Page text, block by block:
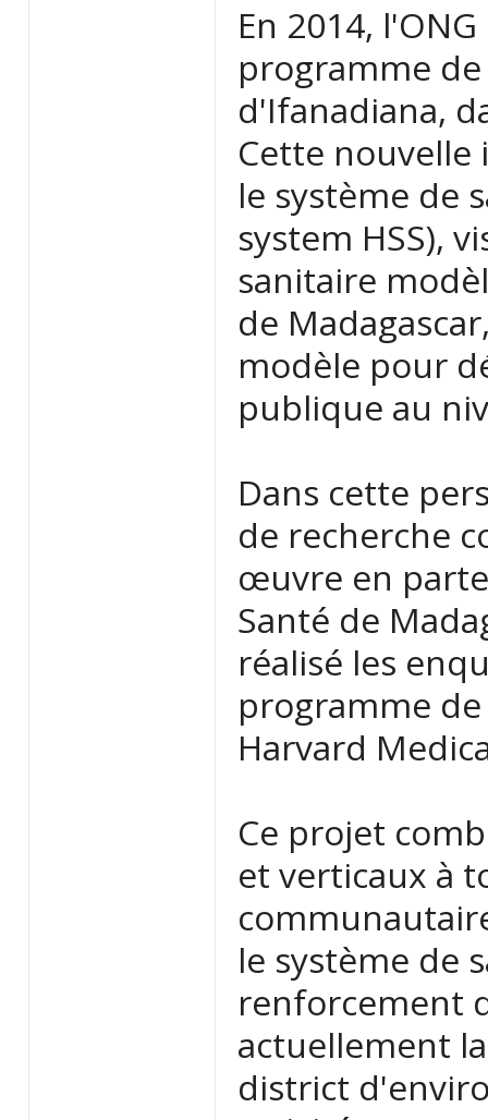
En 2014,
programme
d'Ifanadiana,
Cette
le système de
system HSS),
sanitaire
de
modèle pour
publique au
Dans cette
de recherche
œuvre en
Santé de
réalisé les
programme
Harvard
Ce projet
et verticaux à
le système de
renforcement
actuellement
district